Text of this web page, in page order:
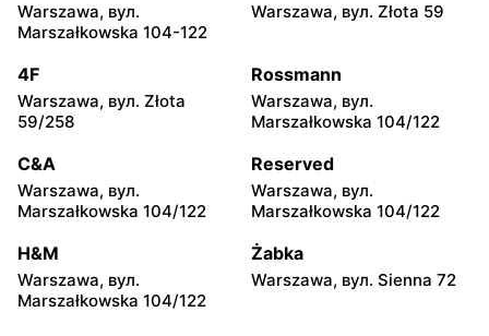
DUKA DUKA
Jagiellońska 39/47
DUKA
Polskiego 1
DUKA
Nowodąbrowska 127
DUKA DUKA
DUKA
Kraków, вул. Podgórska 34
DUKA
Warszawa, вул.
Marszałkowska 104-122
Warszawa, вул. Złota 59
4F
Warszawa, вул. Złota
59/258
Rossmann
Warszawa, вул.
Marszałkowska 104/122
C&A
Warszawa, вул.
Marszałkowska 104/122
Reserved
Warszawa, вул.
Marszałkowska 104/122
H&M
Warszawa, вул.
Marszałkowska 104/122
Żabka
Warszawa, вул. Sienna 72